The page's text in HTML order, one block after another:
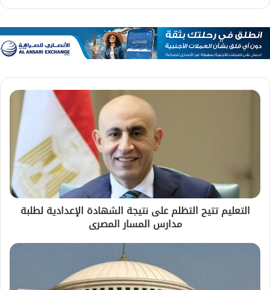
التعليم تتيح التظلم على نتيجة الشهادة الإعدادية لطلبة
مدارس المسار المصرى